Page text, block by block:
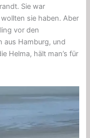
Sie war
sie haben. Aber
vor den
aus Hamburg, und
Helma, hält man’s für